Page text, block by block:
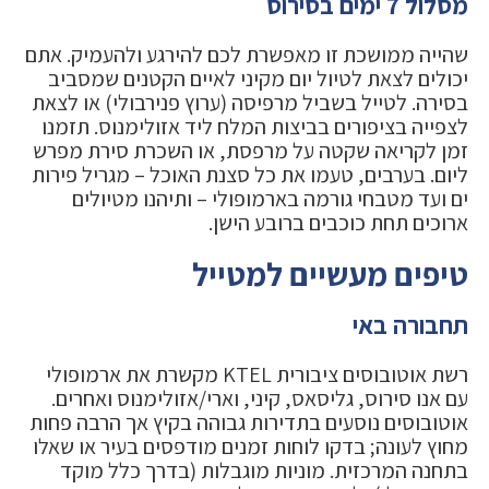
שהייה ממושכת זו מאפשרת לכם להירגע ולהעמיק. אתם
יכולים לצאת לטיול יום מקיני לאיים הקטנים שמסביב
בסירה. לטייל בשביל מרפיסה (ערוץ פנירבולי) או לצאת
לצפייה בציפורים בביצות המלח ליד אזולימנוס. תזמנו
זמן לקריאה שקטה על מרפסת, או השכרת סירת מפרש
ליום. בערבים, טעמו את כל סצנת האוכל – מגריל פירות
ים ועד מטבחי גורמה בארמופולי – ותיהנו מטיולים
ארוכים תחת כוכבים ברובע הישן.
טיפים מעשיים למטייל
תחבורה באי
רשת אוטובוסים ציבורית KTEL מקשרת את ארמופולי
עם אנו סירוס, גליסאס, קיני, וארי/אזולימנוס ואחרים.
אוטובוסים נוסעים בתדירות גבוהה בקיץ אך הרבה פחות
מחוץ לעונה; בדקו לוחות זמנים מודפסים בעיר או שאלו
בתחנה המרכזית. מוניות מוגבלות (בדרך כלל מוקד